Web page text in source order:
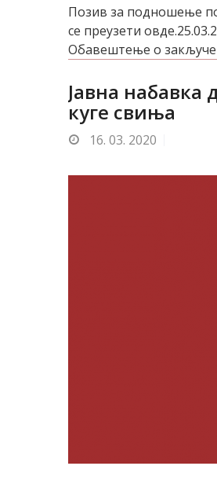
Позив за подношење
се преузети
Обавештење о
Јавна набавка
куге свиња
16. 03. 2020